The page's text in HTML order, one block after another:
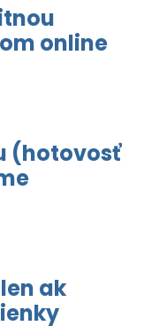
online
(hotovosť
ak